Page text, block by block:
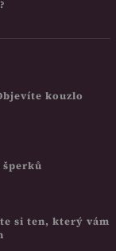
kouzlo
šperků
si ten, který vám